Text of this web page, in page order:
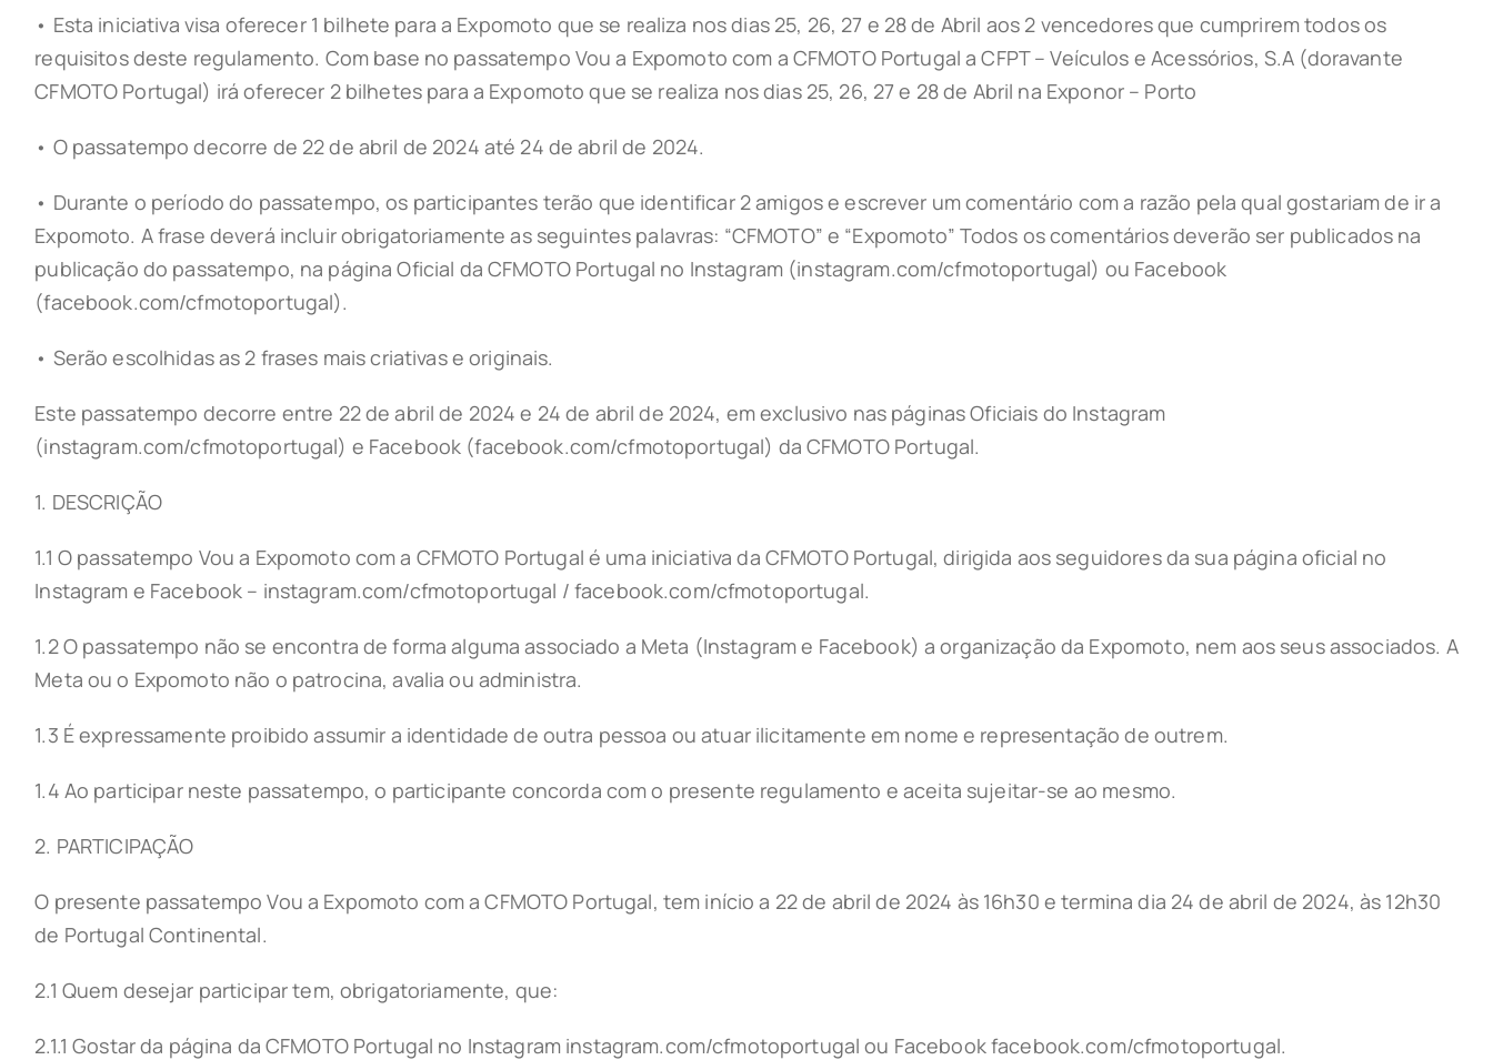
• Esta iniciativa visa oferecer 1 bilhete para a Expomoto que se realiza nos dias 25, 26, 27 e 28 de Abril aos 2 vencedores que cumprirem todos os
requisitos deste regulamento. Com base no passatempo Vou a Expomoto com a CFMOTO Portugal a CFPT – Veículos e Acessórios, S.A (doravante
CFMOTO Portugal) irá oferecer 2 bilhetes para a Expomoto que se realiza nos dias 25, 26, 27 e 28 de Abril na Exponor – Porto
• O passatempo decorre de 22 de abril de 2024 até 24 de abril de 2024.
• Durante o período do passatempo, os participantes terão que identificar 2 amigos e escrever um comentário com a razão pela qual gostariam de ir a
Expomoto. A frase deverá incluir obrigatoriamente as seguintes palavras: “CFMOTO” e “Expomoto” Todos os comentários deverão ser publicados na
publicação do passatempo, na página Oficial da CFMOTO Portugal no Instagram (instagram.com/cfmotoportugal) ou Facebook
(facebook.com/cfmotoportugal).
• Serão escolhidas as 2 frases mais criativas e originais.
Este passatempo decorre entre 22 de abril de 2024 e 24 de abril de 2024, em exclusivo nas páginas Oficiais do Instagram
(instagram.com/cfmotoportugal) e Facebook (facebook.com/cfmotoportugal) da CFMOTO Portugal.
1. DESCRIÇÃO
1.1 O passatempo Vou a Expomoto com a CFMOTO Portugal é uma iniciativa da CFMOTO Portugal, dirigida aos seguidores da sua página oficial no
Instagram e Facebook – instagram.com/cfmotoportugal / facebook.com/cfmotoportugal.
1.2 O passatempo não se encontra de forma alguma associado a Meta (Instagram e Facebook) a organização da Expomoto, nem aos seus associados. A
Meta ou o Expomoto não o patrocina, avalia ou administra.
1.3 É expressamente proibido assumir a identidade de outra pessoa ou atuar ilicitamente em nome e representação de outrem.
1.4 Ao participar neste passatempo, o participante concorda com o presente regulamento e aceita sujeitar-se ao mesmo.
2. PARTICIPAÇÃO
O presente passatempo Vou a Expomoto com a CFMOTO Portugal, tem início a 22 de abril de 2024 às 16h30 e termina dia 24 de abril de 2024, às 12h30
de Portugal Continental.
2.1 Quem desejar participar tem, obrigatoriamente, que:
2.1.1 Gostar da página da CFMOTO Portugal no Instagram instagram.com/cfmotoportugal ou Facebook facebook.com/cfmotoportugal.